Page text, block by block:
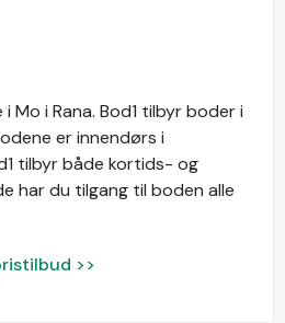
Mo i Rana. Bod1 tilbyr boder i
er innendørs i
tilbyr både kortids- og
har du tilgang til boden alle
>>